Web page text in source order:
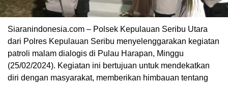
Siaranindonesia.com – Polsek Kepulauan Seribu Utara
dari Polres Kepulauan Seribu menyelenggarakan kegiatan
patroli malam dialogis di Pulau Harapan, Minggu
(25/02/2024). Kegiatan ini bertujuan untuk mendekatkan
diri dengan masyarakat, memberikan himbauan tentang